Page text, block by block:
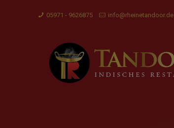
05971 - 9626875 info@rheinetandoor.de